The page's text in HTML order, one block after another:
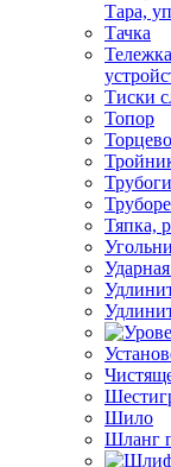
Тара,
Тачка
Тиски
Топор
Тяпка,
Шило
Шланг